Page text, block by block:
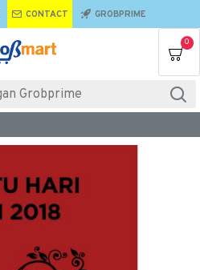
CONTACT GROBPRIME
0